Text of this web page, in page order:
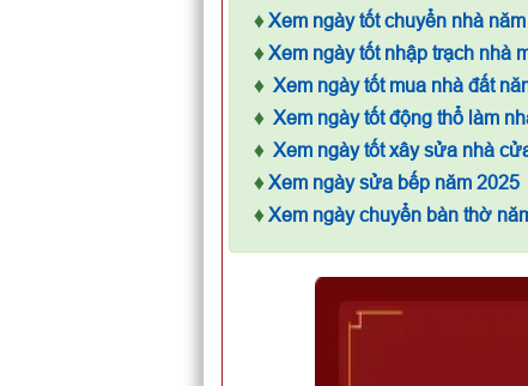
♦ Xem ngày tốt chuyển nhà
♦ Xem ngày tốt nhập trạch nhà
♦ Xem ngày tốt mua nhà đất
♦ Xem ngày tốt động thổ làm
♦ Xem ngày tốt xây sửa nhà
♦ Xem ngày sửa bếp năm 2025
♦ Xem ngày chuyển bàn thờ